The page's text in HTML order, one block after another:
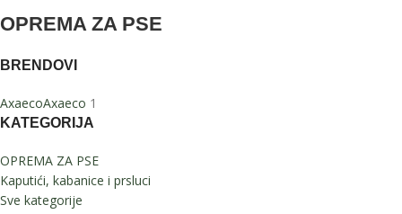
OPREMA ZA PSE
BRENDOVI
AxaecoAxaeco 1
KATEGORIJA
OPREMA ZA PSE
Kaputići, kabanice i prsluci
Sve kategorije